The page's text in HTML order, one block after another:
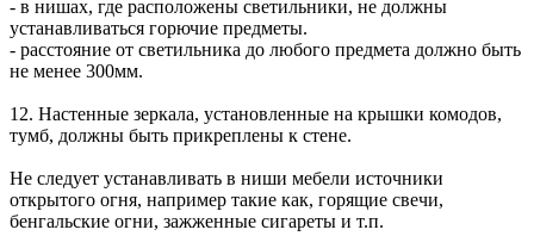
- в нишах, где расположены светильники, не должны
устанавливаться горючие предметы.
- расстояние от светильника до любого предмета должно быть
не менее 300мм.
12. Настенные зеркала, установленные на крышки комодов,
тумб, должны быть прикреплены к стене.
Не следует устанавливать в ниши мебели источники
открытого огня, например такие как, горящие свечи,
бенгальские огни, зажженные сигареты и т.п.